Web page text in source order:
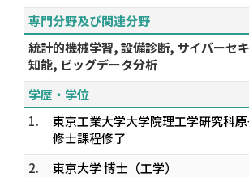
専門分野及び関連分野
統計的機械学習, 設備診断, サイバーセ
知能, ビッグデータ分析
学歴・学位
1.
東京工業大学大学院理工学研究科
修士課程修了
2.
東京大学 博士（工学）